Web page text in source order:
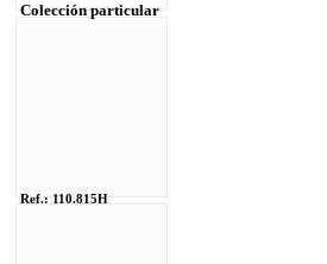
Colección particular
Ref.: 110.815H